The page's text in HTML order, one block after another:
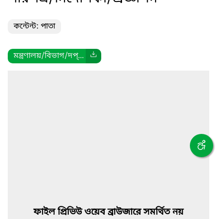
কন্টেন্ট: পাতা
মন্ত্রণালয়/বিভাগ/দপ্...
ফাইল প্রিভিউ ওয়েব ব্রাউজারে সমর্থিত নয়